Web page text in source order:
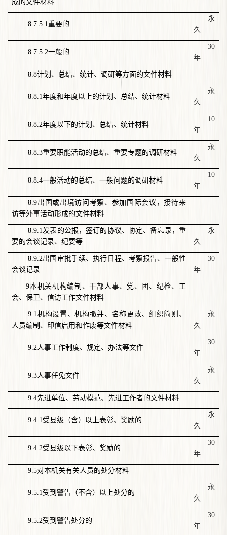
成的文件材料
8.7.5.1重要的
永
久
8.7.5.2一般的
30
年
8.8计划、总结、统计、调研等方面的文件材料
8.8.1年度和年度以上的计划、总结、统计材料
永
久
8.8.2年度以下的计划、总结、统计材料
10
年
8.8.3重要职能活动的总结、重要专题的调研材料
永
久
8.8.4一般活动的总结、一般问题的调研材料
10
年
8.9出国或出境访问考察、参加国际会议，接待来
访等外事活动形成的文件材料
8.9.1发表的公报，签订的协议、协定、备忘录，重
要的会谈记录、纪要等
永
久
8.9.2出国审批手续、执行日程、考察报告、一般性
会谈记录
30
年
9本机关机构编制、干部人事、党、团、纪检、工
会、保卫、信访工作文件材料
9.1机构设置、机构撤并、名称更改、组织简则、
人员编制、印信启用和作废等文件材料
永
久
9.2人事工作制度、规定、办法等文件
30
年
9.3人事任免文件
永
久
9.4先进单位、劳动模范、先进工作者的文件材料
9.4.1受县级（含）以上表彰、奖励的
永
久
9.4.2受县级以下表彰、奖励的
30
年
9.5对本机关有关人员的处分材料
9.5.1受到警告（不含）以上处分的
永
久
9.5.2受到警告处分的
30
年